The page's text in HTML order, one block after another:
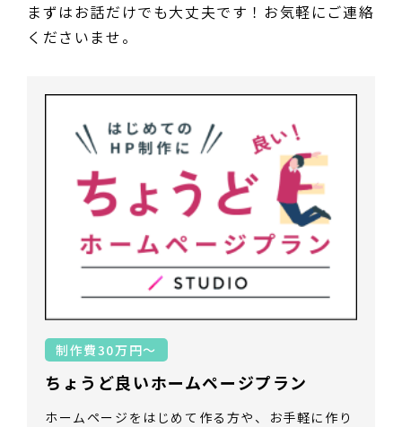
まずはお話だけでも大丈夫です！お気軽にご連絡
くださいませ。
制作費30万円～
ちょうど良いホームページプラン
ホームページをはじめて作る方や、お手軽に作り